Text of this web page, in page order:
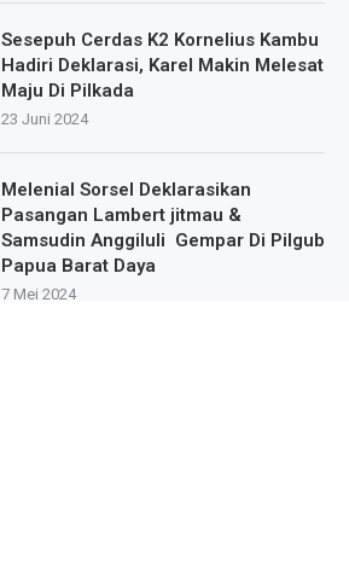
Sesepuh Cerdas K2 Kornelius Kambu
Hadiri Deklarasi, Karel Makin Melesat
Maju Di Pilkada
23 Juni 2024
Melenial Sorsel Deklarasikan
Pasangan Lambert jitmau &
Samsudin Anggiluli Gempar Di Pilgub
Papua Barat Daya
7 Mei 2024